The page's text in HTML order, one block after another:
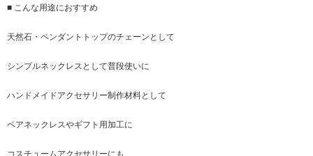
■ こんな用途におすすめ
天然石・ペンダントトップのチェーンとして
シンプルネックレスとして普段使いに
ハンドメイドアクセサリー制作材料として
ペアネックレスやギフト用加工に
コスチュームアクセサリーにも